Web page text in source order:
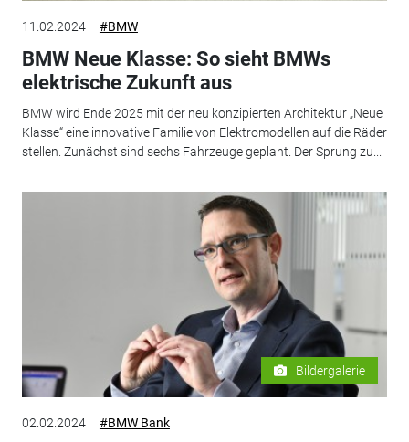
11.02.2024 #BMW
BMW Neue Klasse: So sieht BMWs
elektrische Zukunft aus
BMW wird Ende 2025 mit der neu konzipierten Architektur „Neue
Klasse“ eine innovative Familie von Elektromodellen auf die Räder
stellen. Zunächst sind sechs Fahrzeuge geplant. Der Sprung zu...
Bildergalerie
02.02.2024 #BMW Bank